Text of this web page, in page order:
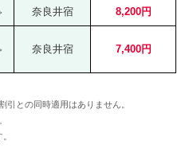
奈良井宿 8,200円
奈良井宿 7,400円
引との同時適用はありません。